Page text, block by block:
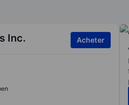
Inc.
Acheter